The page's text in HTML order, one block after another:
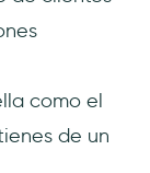
como el
de un